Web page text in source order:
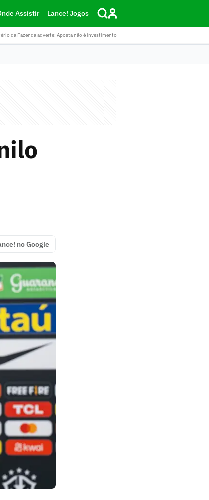
Assistir Lance! Jogos
da Fazenda adverte: Aposta não é investimento
no Google